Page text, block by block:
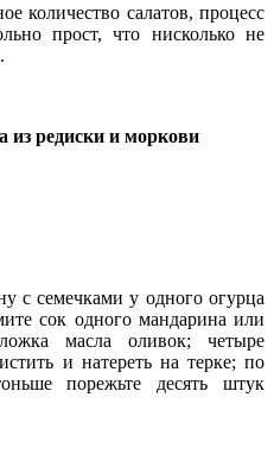
количество салатов, процесс
прост, что нисколько не
из редиски и моркови
с семечками у одного огурца
сок одного мандарина или
масла оливок; четыре
и натереть на терке; по
порежьте десять штук